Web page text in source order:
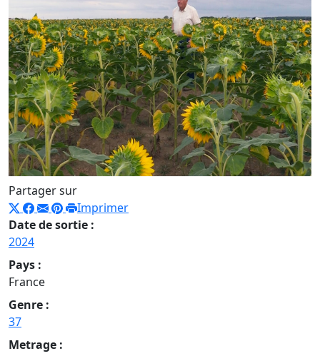
Partager sur
Imprimer
Date de sortie :
2024
Pays :
France
Genre :
37
Metrage :